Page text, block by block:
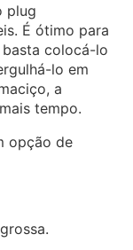
plug
É ótimo para
colocá-lo
lo em
a
tempo.
opção de